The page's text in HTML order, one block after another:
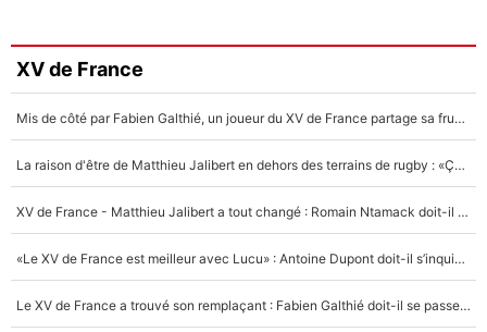
XV de France
Mis de côté par Fabien Galthié, un joueur du XV de France partage sa frustration : «ils ne me l’ont pas dit tout de suite»
La raison d'être de Matthieu Jalibert en dehors des terrains de rugby : «Ça m'atteint autant que si tu touches à un membre de ma famille»
XV de France - Matthieu Jalibert a tout changé : Romain Ntamack doit-il s’inquiéter pour sa place à un an de la Coupe du monde ?
«Le XV de France est meilleur avec Lucu» : Antoine Dupont doit-il s’inquiéter pour sa place ?
Le XV de France a trouvé son remplaçant : Fabien Galthié doit-il se passer d'Antoine Dupont ?